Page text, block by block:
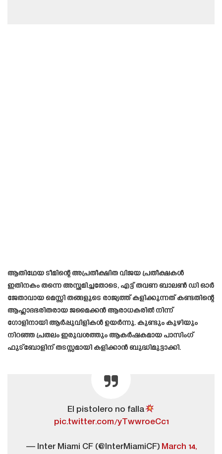
ആതിഥേയ ടീമിന്റെ അപ്രതീക്ഷിത വിജയ പ്രതീക്ഷകൾ
ഇതിനകം തന്നെ അസ്തമിച്ചതോടെ, എട്ട് തവണ ബാലൺ ഡി ഓർ
ജേതാവായ മെസ്സി തങ്ങളുടെ രാജ്യത്ത് കളിക്കുന്നത് കണ്ടതിന്റെ
ആഹ്ലാദഭരിതരായ ജമൈക്കൻ ആരാധകരിൽ നിന്ന്
ഗോളിനായി ആർപ്പുവിളികൾ ഉയർന്നു. കുണ്ടും കുഴിയും
നിറഞ്ഞ പ്രതലം ഇരുവശത്തും ആകർഷകമായ പാസിംഗ്
ഫുട്ബോളിന് തടസ്സമായി കളിക്കാൻ ബുദ്ധിമുട്ടാക്കി.
El pistolero no falla
pic.twitter.com/yTwwroeCc1
— Inter Miami CF (@InterMiamiCF) March 14,